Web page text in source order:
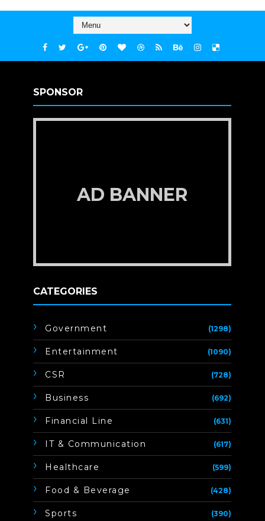
SPONSOR
AD BANNER
CATEGORIES
Government (1298)
Entertainment (1090)
CSR (728)
Business (692)
Financial Line (631)
IT & Communication (617)
Healthcare (599)
Food & Beverage (428)
Sports (390)